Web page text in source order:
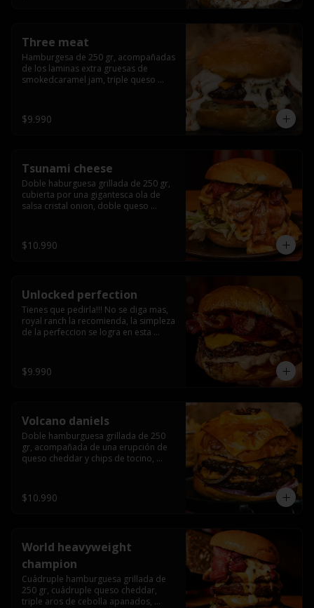
Three meat
Hamburgesa de 250 gr, acompañadas
de los laminas extra gruesas de
smokedcaramel jam, triple queso
$9.990
Tsunami cheese
Doble haburguesa grillada de 250 gr,
cubierta por una gigantesca ola de
salsa cristal onion, doble queso
grill y los mas ricos jalapeños
jalapeños de todo texas.
$10.990
Unlocked perfection
Tienes que pedirla!!! No se diga mas,
royal ranch la recomienda, la simpleza
de la perfeccion se logra en esta
bacon secret sause, y tocino (se
recomienda con coccion 3/4).
$9.990
Volcano daniels
Doble hamburguesa grillada de 250
gr, acompañada de una erupción de
queso cheddar y chips de tocino,
americanos todo esto bañado en la
mejor salsa jack daniels al mas puro
$10.990
World heavyweight
champion
Cuádruple hamburguesa grillada de
250 gr, cuádruple queso cheddar,
triple aros de cebolla apanados,